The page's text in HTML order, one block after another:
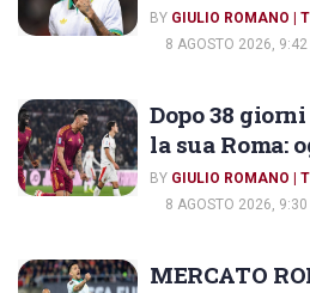
BY GIULIO ROMANO |
8 AGOSTO 2026, 9:42
Dopo 38
la sua Roma:
BY GIULIO ROMANO |
8 AGOSTO 2026, 9:30
MERCATO